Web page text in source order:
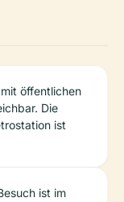
öffentlichen
Die
ist
ist im